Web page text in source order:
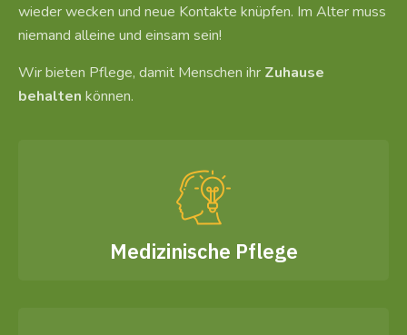
wieder wecken und neue Kontakte knüpfen. Im Alter muss
niemand alleine und einsam sein!
Wir bieten Pflege, damit Menschen ihr Zuhause
behalten können.
Medizinische Pflege